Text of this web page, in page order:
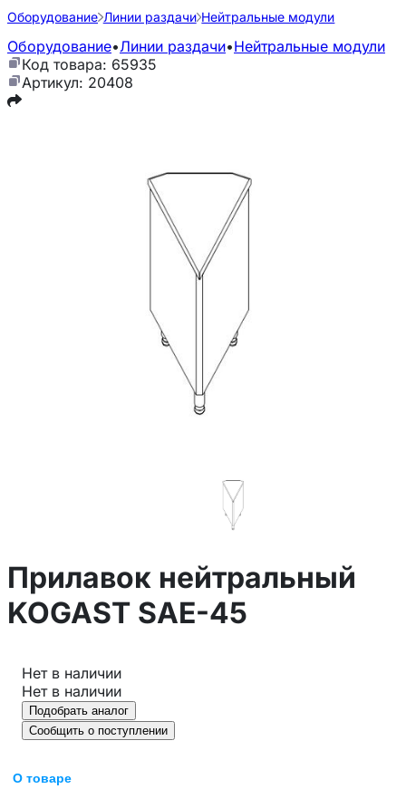
Оборудование Линии раздачи Нейтральные модули
Оборудование•Линии раздачи•Нейтральные модули
Код товара: 65935
Артикул: 20408
Прилавок нейтральный
KOGAST SAE-45
Нет в наличии
Нет в наличии
Подобрать аналог
Сообщить о поступлении
О товаре